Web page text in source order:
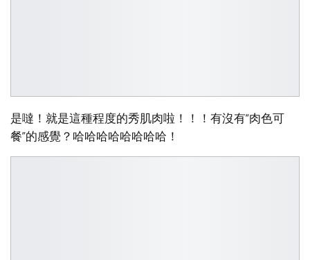
是噠！就是這種程度的秀肌肉啦！！！有沒有“肉色可
餐”的感覺？哈哈哈哈哈哈哈哈！